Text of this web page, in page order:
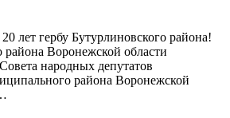
лет гербу Бутурлиновского района!
района Воронежской области
народных депутатов
района Воронежской